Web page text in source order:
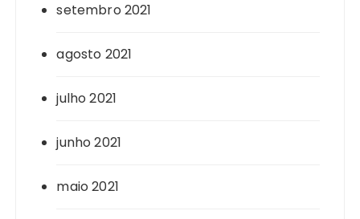
setembro 2021
agosto 2021
julho 2021
junho 2021
maio 2021